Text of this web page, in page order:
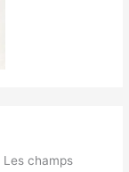
Les champs